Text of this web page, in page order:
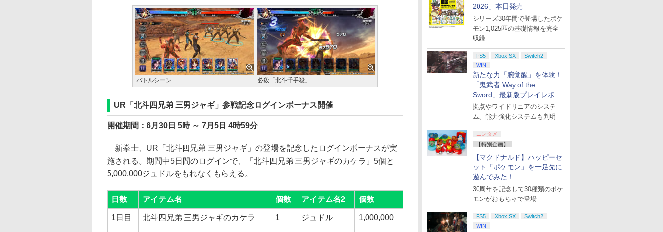
2026」本日発売
シリーズ30年間で登場したポケ
モン1,025匹の基礎情報を完全
収録
PS5 Xbox SX
Switch2
WIN
新たな力「腕覚醒」を体験！
「鬼武者 Way of the
Sword」最新版プレイレポー
ト
拠点やワイドリニアのシステ
ム、能力強化システムも判明
エンタメ
【特別企画】
【マクドナルド】ハッピーセ
ット「ポケモン」を一足先に
遊んでみた！
30周年を記念して30種類のポケ
モンがおもちゃで登場
PS5 Xbox SX
Switch2
WIN
バトルシーン 必殺「北斗千手殺」
UR「北斗四兄弟 三男ジャギ」参戦記念ログインボーナス開催
開催期間：6月30日 5時 ～ 7月5日 4時59分
新拳士、UR「北斗四兄弟 三男ジャギ」の登場を記念したログインボーナスが実
施される。期間中5日間のログインで、「北斗四兄弟 三男ジャギのカケラ」5個と
5,000,000ジュドルをもれなくもらえる。
日数 アイテム名 個数 アイテム名2 個数
1日目 北斗四兄弟 三男ジャギのカケラ 1 ジュドル 1,000,000